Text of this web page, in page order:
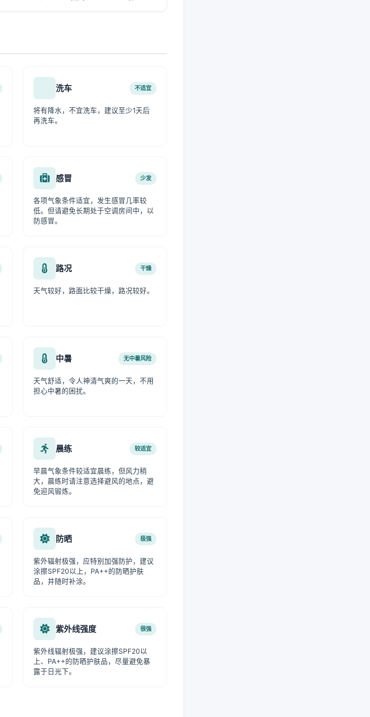
洗车 不适宜
将有降水，不宜洗车，建议至少1天后
再洗车。
感冒 少发
各项气象条件适宜，发生感冒几率较
低。但请避免长期处于空调房间中，以
防感冒。
路况 干燥
天气较好，路面比较干燥，路况较好。
中暑 无中暑风险
天气舒适，令人神清气爽的一天，不用
担心中暑的困扰。
晨练 较适宜
早晨气象条件较适宜晨练，但风力稍
大，晨练时请注意选择避风的地点，避
免迎风锻炼。
防晒 极强
紫外辐射极强，应特别加强防护，建议
涂擦SPF20以上，PA++的防晒护肤
品，并随时补涂。
紫外线强度 很强
紫外线辐射极强，建议涂擦SPF20以
上、PA++的防晒护肤品，尽量避免暴
露于日光下。